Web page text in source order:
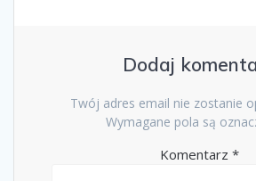
Dodaj
Twój adres email nie zostanie
Wymagane pola są
Komentarz *